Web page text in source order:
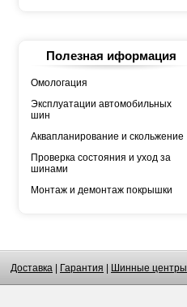
Росава
Полезная иформация
Омологация
Эксплуатации автомобильных
шин
Аквапланирование и скольжение
Проверка состояния и уход за
шинами
Монтаж и демонтаж покрышки
Доставка Гарантия Шинные центры